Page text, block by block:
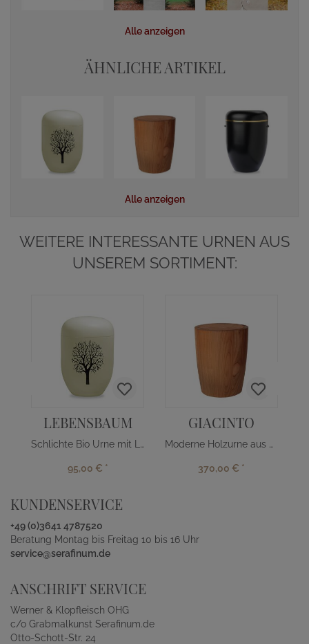
Alle anzeigen
ÄHNLICHE ARTIKEL
Alle anzeigen
WEITERE INTERESSANTE URNEN AUS
UNSEREM SORTIMENT:
LEBENSBAUM
Schlichte Bio Urne mit Lebensbaum
95,00 € *
GIACINTO
Moderne Holzurne aus Kirschbaum
370,00 € *
KUNDENSERVICE
+49 (0)3641 4787520
Beratung Montag bis Freitag 10 bis 16 Uhr
service@serafinum.de
ANSCHRIFT SERVICE
Werner & Klopfleisch OHG
c/o Grabmalkunst Serafinum.de
Otto-Schott-Str. 24